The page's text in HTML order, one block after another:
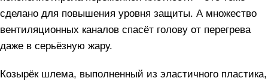
сделано для повышения уровня защиты. А множество
вентиляционных каналов спасёт голову от перегрева
даже в серьёзную жару.
Козырёк шлема, выполненный из эластичного пластика,